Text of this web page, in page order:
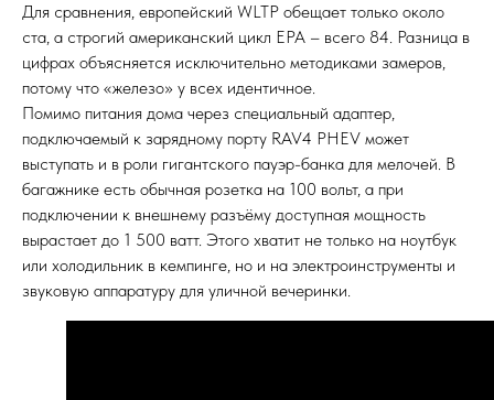
Для сравнения, европейский WLTP обещает только около
ста, а строгий американский цикл EPA – всего 84. Разница в
цифрах объясняется исключительно методиками замеров,
потому что «железо» у всех идентичное.
Помимо питания дома через специальный адаптер,
подключаемый к зарядному порту RAV4 PHEV может
выступать и в роли гигантского пауэр-банка для мелочей. В
багажнике есть обычная розетка на 100 вольт, а при
подключении к внешнему разъёму доступная мощность
вырастает до 1 500 ватт. Этого хватит не только на ноутбук
или холодильник в кемпинге, но и на электроинструменты и
звуковую аппаратуру для уличной вечеринки.